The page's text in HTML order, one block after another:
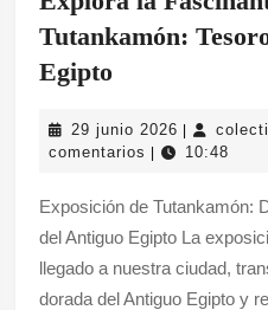
Tutankamón:
EgiptoExplora
Fascinante
de
Tutankamón:
Tesoros
29 junio 2026 29
junio
comentarios
10:48
Exposición de Tutankamón:
del Antiguo Egipto La
llegado a nuestra ciudad,
dorada del Antiguo Egipto y